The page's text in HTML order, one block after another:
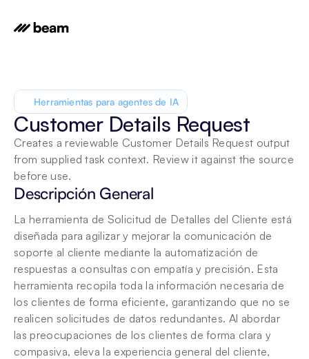
Herramientas para agentes de IA
Customer Details Request
Creates a reviewable Customer Details Request output
from supplied task context. Review it against the source
before use.
Descripción General
La herramienta de Solicitud de Detalles del Cliente está
diseñada para agilizar y mejorar la comunicación de
soporte al cliente mediante la automatización de
respuestas a consultas con empatía y precisión. Esta
herramienta recopila toda la información necesaria de
los clientes de forma eficiente, garantizando que no se
realicen solicitudes de datos redundantes. Al abordar
las preocupaciones de los clientes de forma clara y
compasiva, eleva la experiencia general del cliente,